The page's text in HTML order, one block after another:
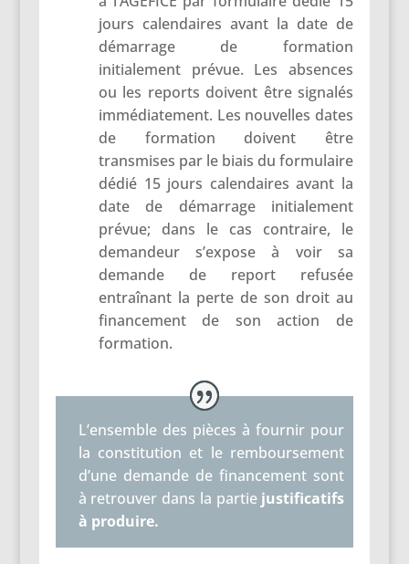
jours calendaires avant la date de
démarrage de formation
initialement prévue. Les absences
ou les reports doivent être signalés
immédiatement. Les nouvelles dates
de formation doivent être
transmises par le biais du formulaire
dédié 15 jours calendaires avant la
date de démarrage initialement
prévue; dans le cas contraire, le
demandeur s’expose à voir sa
demande de report refusée
entraînant la perte de son droit au
financement de son action de
formation.
L’ensemble des pièces à fournir pour
la constitution et le remboursement
d’une demande de financement sont
à retrouver dans la partiejustificatifs
à produire.